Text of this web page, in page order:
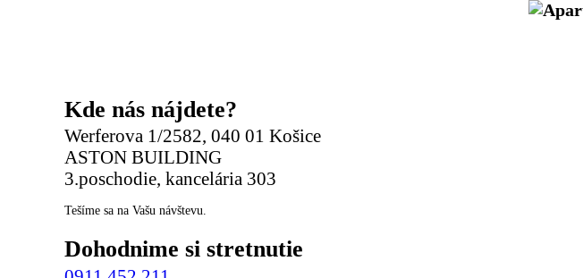
Kde nás nájdete?
Werferova 1/2582, 040 01 Košice
ASTON BUILDING
3.poschodie, kancelária 303
Tešíme sa na Vašu návštevu.
Dohodnime si stretnutie